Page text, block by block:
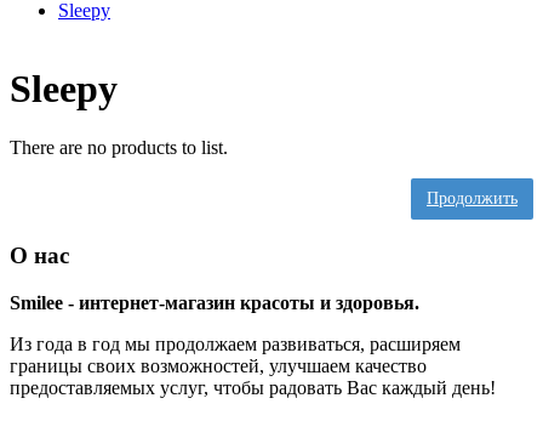
Sleepy
Sleepy
There are no products to list.
Продолжить
О нас
Smilee - интернет-магазин красоты и здоровья.
Из года в год мы продолжаем развиваться, расширяем
границы своих возможностей, улучшаем качество
предоставляемых услуг, чтобы радовать Вас каждый день!